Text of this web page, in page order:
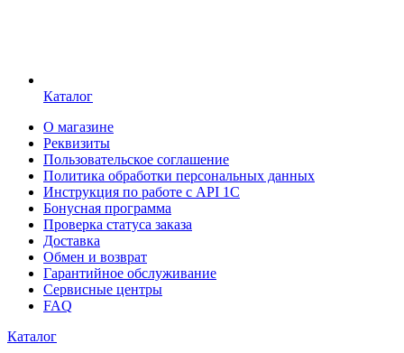
Каталог
О магазине
Реквизиты
Пользовательское соглашение
Политика обработки персональных данных
Инструкция по работе с API 1C
Бонусная программа
Проверка статуса заказа
Доставка
Обмен и возврат
Гарантийное обслуживание
Сервисные центры
FAQ
Каталог